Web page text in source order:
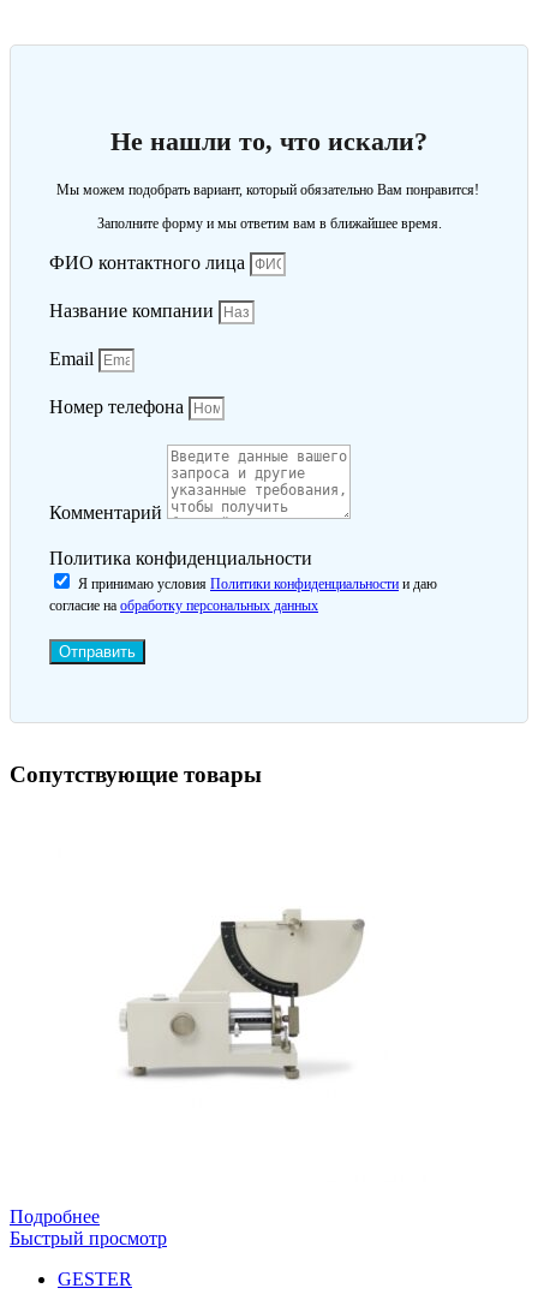
Не нашли то, что искали?
Мы можем подобрать вариант, который обязательно Вам понравится!
Заполните форму и мы ответим вам в ближайшее время.
ФИО контактного лица
Название компании
Email
Номер телефона
Комментарий
Политика конфиденциальности
Я принимаю условия Политики конфиденциальности и даю
согласие на обработку персональных данных
Отправить
Сопутствующие товары
Подробнее
Быстрый просмотр
GESTER